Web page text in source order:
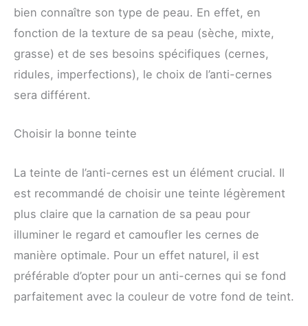
bien connaître son type de peau. En effet, en
fonction de la texture de sa peau (sèche, mixte,
grasse) et de ses besoins spécifiques (cernes,
ridules, imperfections), le choix de l’anti-cernes
sera différent.
Choisir la bonne teinte
La teinte de l’anti-cernes est un élément crucial. Il
est recommandé de choisir une teinte légèrement
plus claire que la carnation de sa peau pour
illuminer le regard et camoufler les cernes de
manière optimale. Pour un effet naturel, il est
préférable d’opter pour un anti-cernes qui se fond
parfaitement avec la couleur de votre fond de teint.